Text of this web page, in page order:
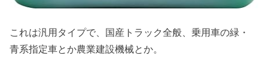
これは汎用タイプで、国産トラック全般、乗用車の緑・
青系指定車とか農業建設機械とか。